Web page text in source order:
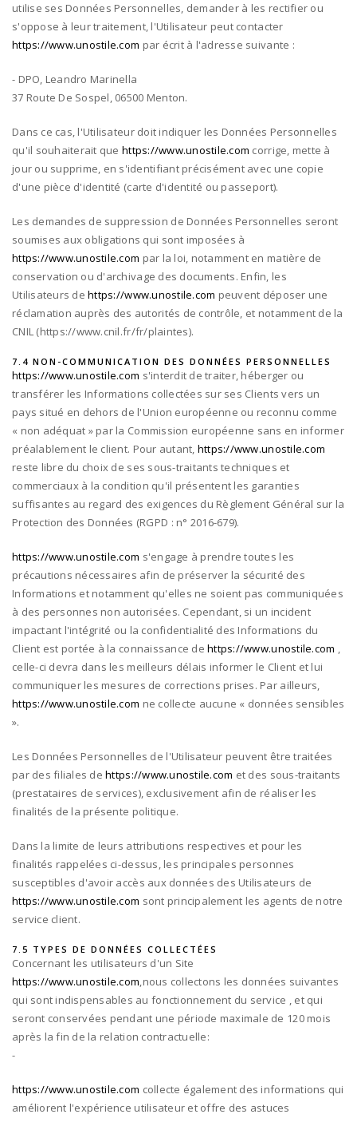
utilise ses Données Personnelles, demander à les rectifier ou
s'oppose à leur traitement, l'Utilisateur peut contacter
https://www.unostile.com par écrit à l'adresse suivante :
- DPO, Leandro Marinella
37 Route De Sospel, 06500 Menton.
Dans ce cas, l'Utilisateur doit indiquer les Données Personnelles
qu'il souhaiterait que https://www.unostile.com corrige, mette à
jour ou supprime, en s'identifiant précisément avec une copie
d'une pièce d'identité (carte d'identité ou passeport).
Les demandes de suppression de Données Personnelles seront
soumises aux obligations qui sont imposées à
https://www.unostile.com par la loi, notamment en matière de
conservation ou d'archivage des documents. Enfin, les
Utilisateurs dehttps://www.unostile.com peuvent déposer une
réclamation auprès des autorités de contrôle, et notamment de la
CNIL (https://www.cnil.fr/fr/plaintes).
7.4 NON-COMMUNICATION DES DONNÉES PERSONNELLES
https://www.unostile.com s'interdit de traiter, héberger ou
transférer les Informations collectées sur ses Clients vers un
pays situé en dehors de l'Union européenne ou reconnu comme
« non adéquat » par la Commission européenne sans en informer
préalablement le client. Pour autant, https://www.unostile.com
reste libre du choix de ses sous-traitants techniques et
commerciaux à la condition qu'il présentent les garanties
suffisantes au regard des exigences du Règlement Général sur la
Protection des Données (RGPD : n° 2016-679).
https://www.unostile.com s'engage à prendre toutes les
précautions nécessaires afin de préserver la sécurité des
Informations et notamment qu'elles ne soient pas communiquées
à des personnes non autorisées. Cependant, si un incident
impactant l'intégrité ou la confidentialité des Informations du
Client est portée à la connaissance dehttps://www.unostile.com ,
celle-ci devra dans les meilleurs délais informer le Client et lui
communiquer les mesures de corrections prises. Par ailleurs,
https://www.unostile.com ne collecte aucune « données sensibles
».
Les Données Personnelles de l'Utilisateur peuvent être traitées
par des filiales dehttps://www.unostile.com et des sous-traitants
(prestataires de services), exclusivement afin de réaliser les
finalités de la présente politique.
Dans la limite de leurs attributions respectives et pour les
finalités rappelées ci-dessus, les principales personnes
susceptibles d'avoir accès aux données des Utilisateurs de
https://www.unostile.com sont principalement les agents de notre
service client.
7.5 TYPES DE DONNÉES COLLECTÉES
Concernant les utilisateurs d'un Site
https://www.unostile.com,nous collectons les données suivantes
qui sont indispensables au fonctionnement du service , et qui
seront conservées pendant une période maximale de 120mois
après la fin de la relation contractuelle:
-
https://www.unostile.com collecte également des informations qui
améliorent l'expérience utilisateur et offre des astuces